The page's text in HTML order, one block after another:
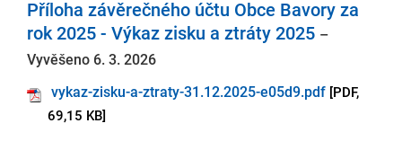
Příloha závěrečného účtu Obce Bavory za
rok 2025 - Výkaz zisku a ztráty 2025 –
Vyvěšeno 6. 3. 2026
vykaz-zisku-a-ztraty-31.12.2025-e05d9.pdf [PDF,
69,15 KB]